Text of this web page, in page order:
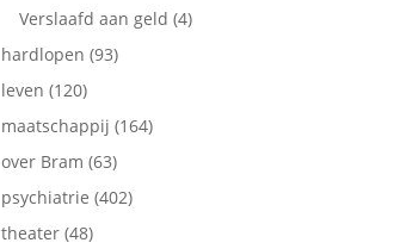
Verslaafd aan geld (4)
hardlopen (93)
leven (120)
maatschappij (164)
over Bram (63)
psychiatrie (402)
theater (48)